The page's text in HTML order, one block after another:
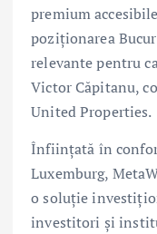
premium
poziționarea
relevante pentru
Victor Căpitanu,
United Properties.
Înființată în
Luxemburg,
o soluție
investitori și